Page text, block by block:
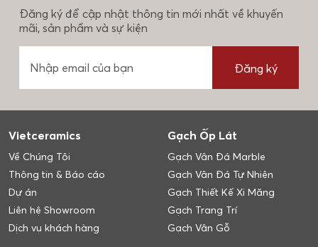
Đăng ký để cập nhật thông tin mới nhất về khuyến
mãi, sản phẩm và sự kiện
Đăng ký
Vietceramics
Về Chúng Tôi
Thông tin & Báo cáo
Dự án
Liên hệ Showroom
Dịch vụ khách hàng
Gạch Ốp Lát
Gạch Vân Đá Marble
Gạch Vân Đá Tự Nhiên
Gạch Thiết Kế Xi Măng
Gạch Trang Trí
Gạch Vân Gỗ